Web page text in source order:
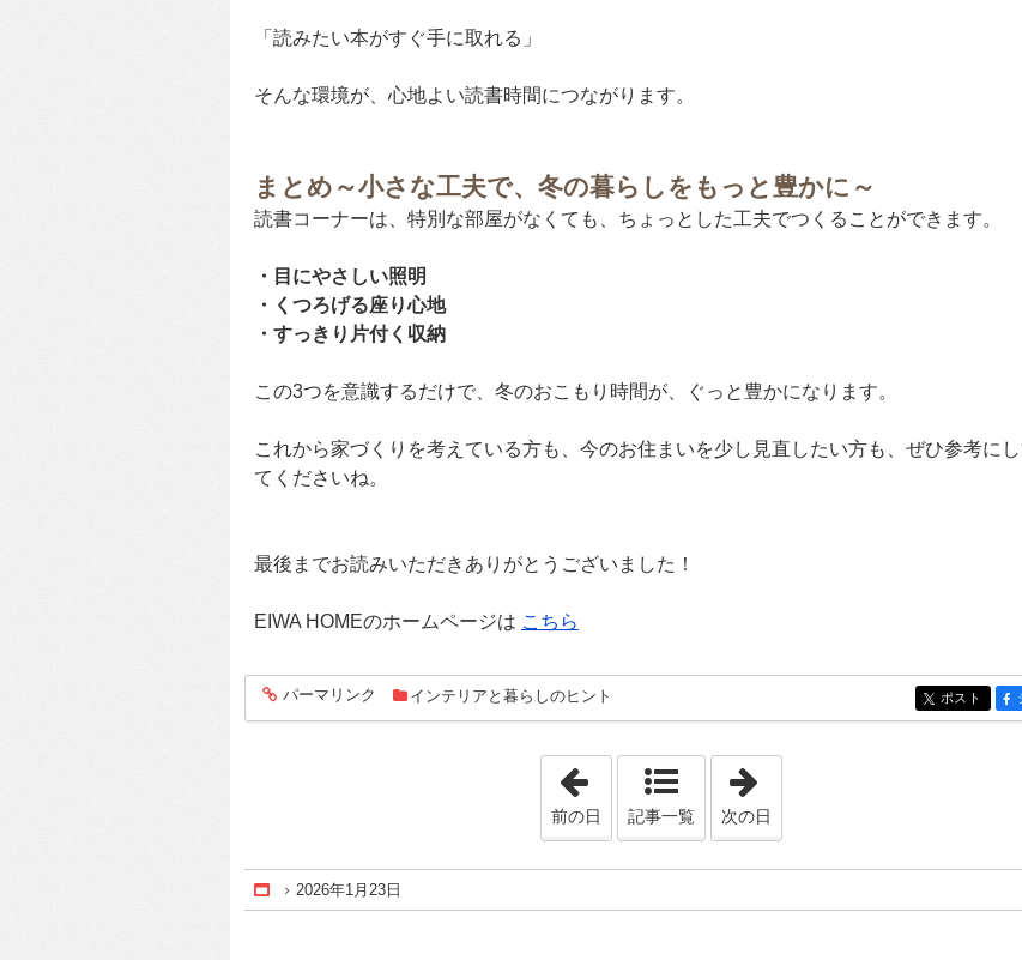
「読みたい本がすぐ手に取れる」
そんな環境が、心地よい読書時間につながります。
まとめ～小さな工夫で、冬の暮らしをもっと豊かに～
読書コーナーは、特別な部屋がなくても、ちょっとした工夫でつくることができます。
・目にやさしい照明
・くつろげる座り心地
・すっきり片付く収納
この3つを意識するだけで、冬のおこもり時間が、ぐっと豊かになります。
これから家づくりを考えている方も、今のお住まいを少し見直したい方も、ぜひ参考に
てくださいね。
最後までお読みいただきありがとうございました！
EIWA HOMEのホームページは こちら
entry275
パーマリンク インテリアと暮らしのヒント entry275
ポスト
「2026年1月 9日」
前の日 記事一覧 次の日
Home
2026年1月23日